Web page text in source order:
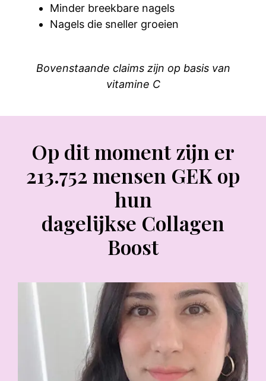
Minder breekbare nagels
Nagels die sneller groeien
Bovenstaande claims zijn op basis van
vitamine C
Op dit moment zijn er
213.752 mensen GEK op
hun
dagelijkse Collagen
Boost